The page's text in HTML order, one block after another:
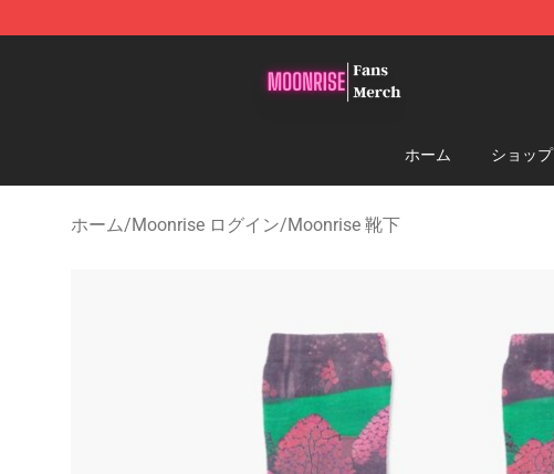
ホーム ショップ
ホーム/Moonrise ログイン/Moonrise 靴下